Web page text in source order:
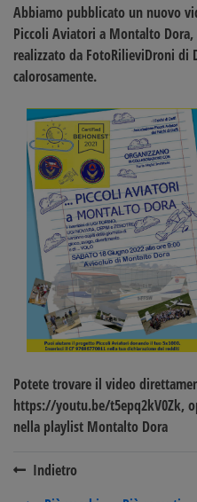
Abbiamo pubblicato un nuovo
Piccoli Aviatori a Montalto Dora,
realizzato da FotoRilieviDroni di
calorosamente.
Potete trovare il video
https://youtu.be/t5epq2kV0Zk,
nella playlist Montalto Dora
Indietro